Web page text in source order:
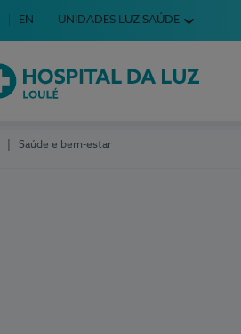
o seu idioma
em Português
English Language
EN UNIDADES LUZ SAÚDE
da Luz Loulé
Saúde e bem-estar